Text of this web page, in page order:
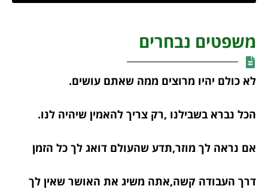
משפטים נבחרים
לא כולם יהיו מרוצים ממה שאתם עושים.
הכל נברא בשבילנו ,רק צריך להאמין שיהיה לנו.
אם נראה לך מוזר,תדע שהעולם דואג לך כל הזמן
דרך העבודה קשה,אתה משיג את האושר שאין לך